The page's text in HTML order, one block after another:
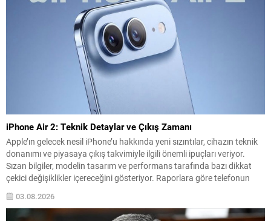
iPhone Air 2: Teknik Detaylar ve Çıkış Zamanı
Apple’ın gelecek nesil iPhone’u hakkında yeni sızıntılar, cihazın teknik
donanımı ve piyasaya çıkış takvimiyle ilgili önemli ipuçları veriyor.
Sızan bilgiler, modelin tasarım ve performans tarafında bazı dikkat
çekici değişiklikler içereceğini gösteriyor. Raporlara göre telefonun
donanımında ve ağ bileşenlerinde yükseltmeler bulunuyor; ayrıca
kamera ve ekran özellikleri de kullanıcı beklentilerini karşılayacak
şekilde...
03.08.2026